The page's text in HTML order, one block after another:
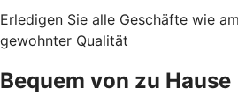
Erledigen Sie alle Geschäfte wie
gewohnter Qualität
Bequem von zu Hause